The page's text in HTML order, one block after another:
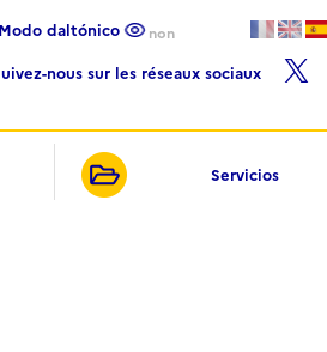
Modo daltónico non
Suivez-nous sur les réseaux sociaux
Servicios